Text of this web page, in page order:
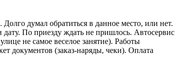
думал обратиться в данное место, или нет.
По приезду ждать не пришлось. Автосервис
не самое веселое занятие). Работы
документов (заказ-наряды, чеки). Оплата